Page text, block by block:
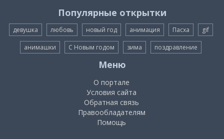
Популярные открытки
девушка любовь новый год анимация Пасха gif
анимашки С Новым годом зима поздравление
Меню
О портале
Условия сайта
Обратная связь
Правообладателям
Помощь